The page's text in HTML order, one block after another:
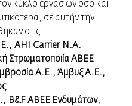
κύκλο εργασιών όσο και
σε αυτήν την
στις
AHI CarrierΝ.Α.
Στρωματοποιία ΑΒΕΕ
Α.Ε., Άμβυξ Α.Ε.,
., B&FΑΒΕΕ Ενδυμάτων,